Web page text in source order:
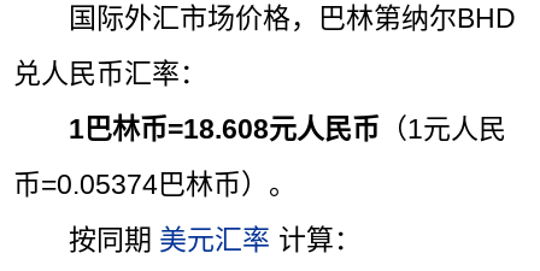
国际外汇市场价格，巴林第纳尔BHD
兑人民币汇率：
1巴林币=18.608元人民币 （1元人民
币=0.05374巴林币）。
按同期 美元汇率 计算：